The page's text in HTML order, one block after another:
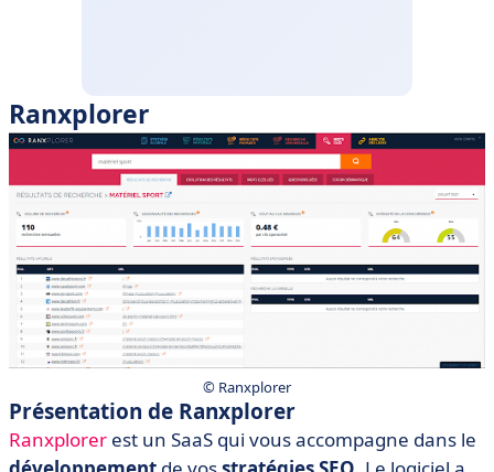
Ranxplorer
©️ Ranxplorer
Présentation de Ranxplorer
Ranxplorer est un SaaS qui vous accompagne dans le